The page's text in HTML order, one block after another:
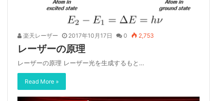
楽天レーザー 2017年10月17日 0 2,753
レーザーの原理
レーザーの原理 レーザー光を生成するもと…
Read More »